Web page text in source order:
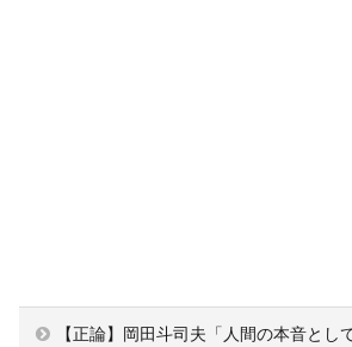
【正論】岡田斗司夫「人間の本音とし